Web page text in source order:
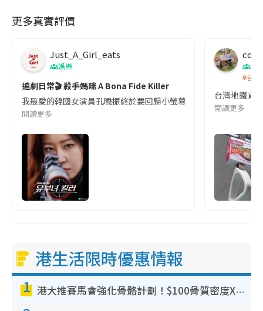
更多真實評價
Just_A_Girl_eats
娛樂
追劇日常🎬 殺手媽咪 A Bona Fide Killer
我最愛的韓國女演員孔曉振終於要回歸小螢幕啦!這次的劇本改編
閱讀更多
co
吹
台灣
台灣地鐵宣
閱讀更多
港生活限時優惠情報
1 港大推賽馬會強化骨骼計劃！$100骨質密度X光檢查 完成免費運動訓練送超市禮券！附參加資格